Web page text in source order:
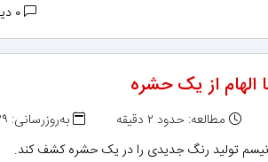
الهام از یک حشره
مطالعه: حدود ۲ دقیقه
به‌روزرسانی: ۱۳۹۸/۱۱/۲۹
تولید رنگ جدیدی را در یک حشره کشف کند.